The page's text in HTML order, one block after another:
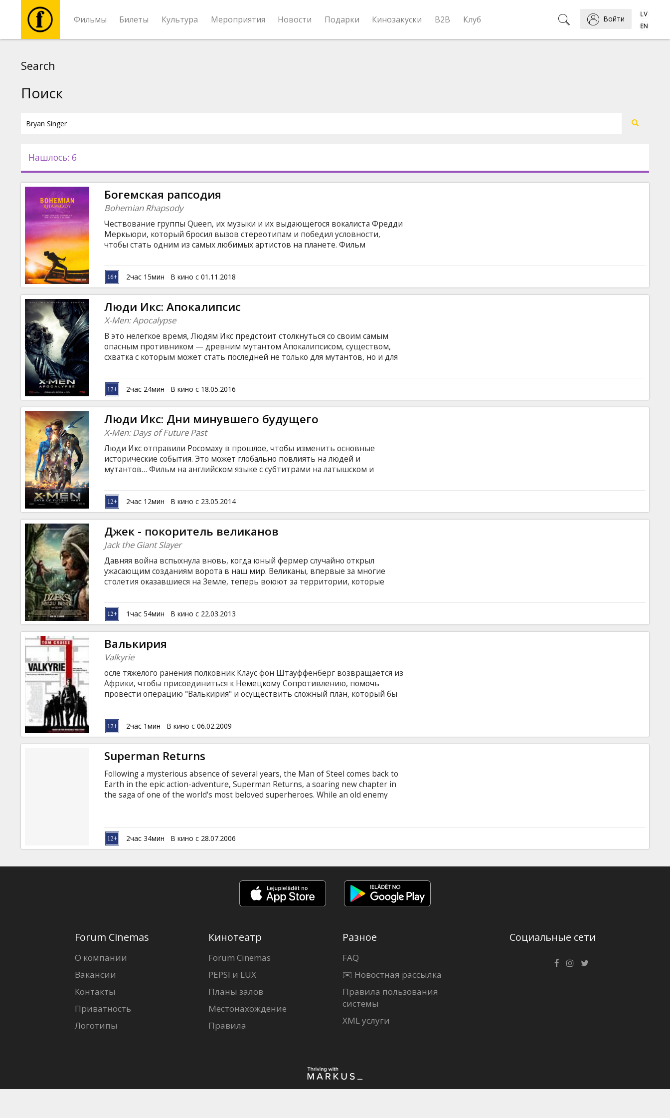
Фильмы Билеты Культура Мероприятия Новости Подарки Кинозакуски B2B Клуб Войти
Новости
Подарки
Кинозакуски
B2B
Клуб
Search
Поиск
Нашлось: 6
Богемская рапсодия
Bohemian Rhapsody
Чествование группы Queen, их музыки и их выдающегося вокалиста Фредди
Меркьюри, который бросил вызов стереотипам и победил условности,
чтобы стать одним из самых любимых артистов на планете. Фильм
революционному звуку, практически распад коллектива, поскольку образ
жизни Меркьюри выходит из-под контроля, и их триумфальное
воссоединение накануне концерта Live Aid, ставшим одним из величайших
выступлений в истории рок-музыки. Фильм на английском языке с
субтитрами на латышском и русском языках.
2час 15мин В кино с 01.11.2018
Люди Икс: Апокалипсис
X-Men: Apocalypse
В это нелегкое время, Людям Икс предстоит столкнуться со своим самым
опасным противником — древним мутантом Апокалипсисом, существом,
схватка с которым может стать последней не только для мутантов, но и для
бессмертным монстром, Людям Икс предстоит узнать больше о
происхождении своего вида. Но Апокалипсис неимоверно силен и
вероятность победы все уменьшается, ведь он твердо убежден, что только
сильнейшие имеют право на выживание… Фильм на английском языке с
субтитрами на латышском и русском языках.
2час 24мин В кино с 18.05.2016
Люди Икс: Дни минувшего будущего
X-Men: Days of Future Past
Люди Икс отправили Росомаху в прошлое, чтобы изменить основные
исторические события. Это может глобально повлиять на людей и
мутантов… Фильм на английском языке с субтитрами на латышском и
2час 12мин В кино с 23.05.2014
Джек - покоритель великанов
Jack the Giant Slayer
Давняя война вспыхнула вновь, когда юный фермер случайно открыл
ужасающим созданиям ворота в наш мир. Великаны, впервые за многие
столетия оказавшиеся на Земле, теперь воюют за территории, которые
жизнью, чтобы остановить их. Сражаясь за королевство, его жителей и
любовь отважной принцессы, он лицом к лицу сталкивается с
непобедимыми воинами, которых он считал мифом, и получает шанс самому
стать легендой. Фильм на английском языке с субтитрами на латышском и
русском языках.
1час 54мин В кино с 22.03.2013
Валькирия
Valkyrie
осле тяжелого ранения полковник Клаус фон Штауффенберг возвращается из
Африки, чтобы присоединиться к Немецкому Сопротивлению, помочь
провести операцию "Валькирия" и осуществить сложный план, который бы
уничтожения. Но стечение обстоятельств заставляет Штауффенберга
превратиться из простого заговорщика в главную фигуру всего заговора. Он
не только должен свергнуть диктатора и захватить контроль над
правительством, но и... лично убить Гитлера.
2час 1мин В кино с 06.02.2009
Superman Returns
Following a mysterious absence of several years, the Man of Steel comes back to
Earth in the epic action-adventure, Superman Returns, a soaring new chapter in
the saga of one of the world's most beloved superheroes. While an old enemy
her life. Or has she? Superman's bittersweet return challenges him to bridge the
distance between them while finding a place in a society that has learned to
survive without him.
2час 34мин В кино с 28.07.2006
Forum Cinemas
О компании
Вакансии
Контакты
Приватность
Логотипы
Кинотеатр
Forum Cinemas
PEPSI и LUX
Планы залов
Местонахождение
Правила
Разное
FAQ
✉️ Новостная рассылка
Правила пользования
системы
XML услуги
Социальные сети